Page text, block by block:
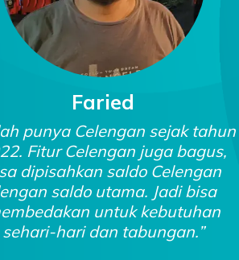
Faried
punya Celengan sejak tahun
Fitur Celengan juga bagus,
dipisahkan saldo Celengan
saldo utama. Jadi bisa
untuk kebutuhan
sehari-hari dan tabungan.”